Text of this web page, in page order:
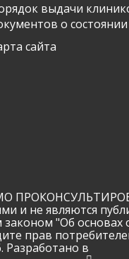
выдачи
о
сайта
и не являются
"Об
прав
Разработано в
телефон